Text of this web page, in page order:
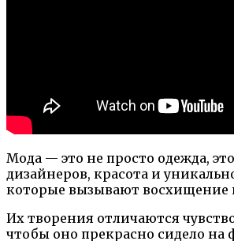
Мода — это не просто одежда,
дизайнеров, красота и
которые вызывают восхищение
Их творения отличаются
чтобы оно прекрасно сидело